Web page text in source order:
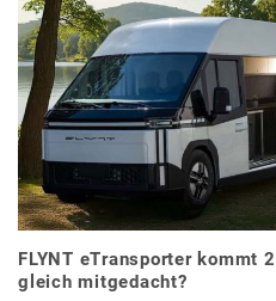
FLYNT eTransporter kommt
gleich mitgedacht?